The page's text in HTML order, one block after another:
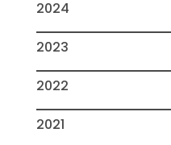
2024
2023
2022
2021